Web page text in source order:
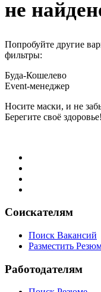
не
Попробуйте другие
фильтры:
Буда-Кошелево
Event-менеджер
Носите маски, и не
Берегите своё здоровье!
Соискателям
Поиск Вакансий
Разместить
Работодателям